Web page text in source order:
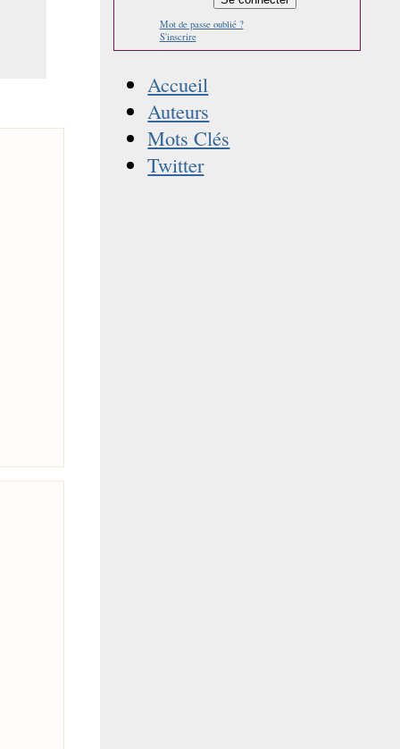
Mot de passe oublié ?
S'inscrire
Accueil
Auteurs
Mots Clés
Twitter